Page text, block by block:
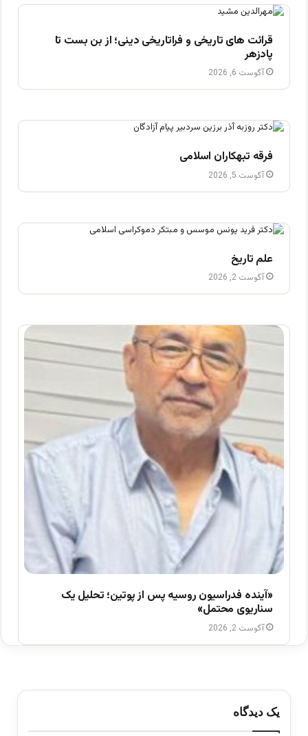
قرائت های تاریخی و فراتاریخی دینی؛ از بن بست تا
پادزهر
آگوست 6, 2026
فرقه تبهکاران اسلامی
آگوست 5, 2026
علم تاریخ
آگوست 2, 2026
«آینده فدراسیون روسیه پس از پوتین؛ تحلیل یک
سناریوی محتمل»
آگوست 2, 2026
یک دیدگاه